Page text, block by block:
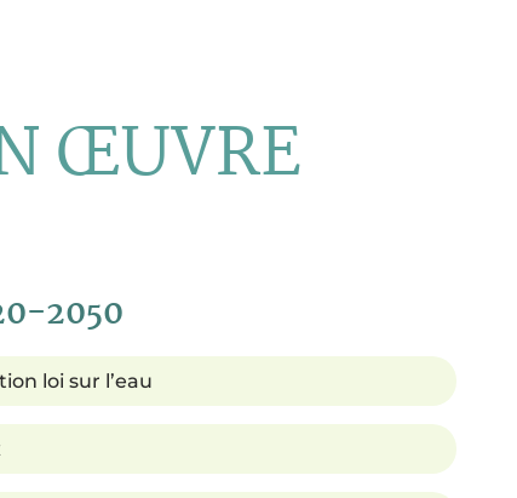
ŒUVRE
2050
loi sur l’eau